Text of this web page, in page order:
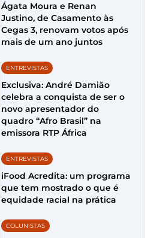
Ágata Moura e Renan
Justino, de Casamento às
Cegas 3, renovam votos após
mais de um ano juntos
ENTREVISTAS
Exclusiva: André Damião
celebra a conquista de ser o
novo apresentador do
quadro “Afro Brasil” na
emissora RTP África
ENTREVISTAS
iFood Acredita: um programa
que tem mostrado o que é
equidade racial na prática
COLUNISTAS